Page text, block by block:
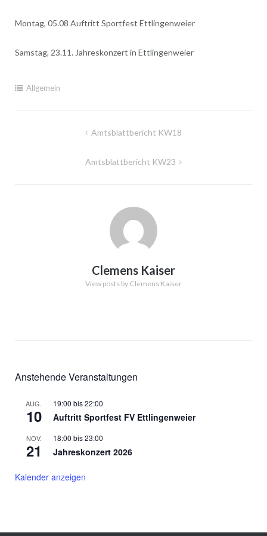
Montag, 05.08 Auftritt Sportfest Ettlingenweier
Samstag, 23.11. Jahreskonzert in Ettlingenweier
Allgemein
BeitragsnavigationAmtsblattbericht KW18
Amtsblattbericht KW23
Clemens Kaiser
View posts by Clemens Kaiser
Anstehende Veranstaltungen
AUG.
10
19:00 bis22:00
Auftritt Sportfest FV Ettlingenweier
NOV.
21
18:00 bis23:00
Jahreskonzert 2026
Kalender anzeigen